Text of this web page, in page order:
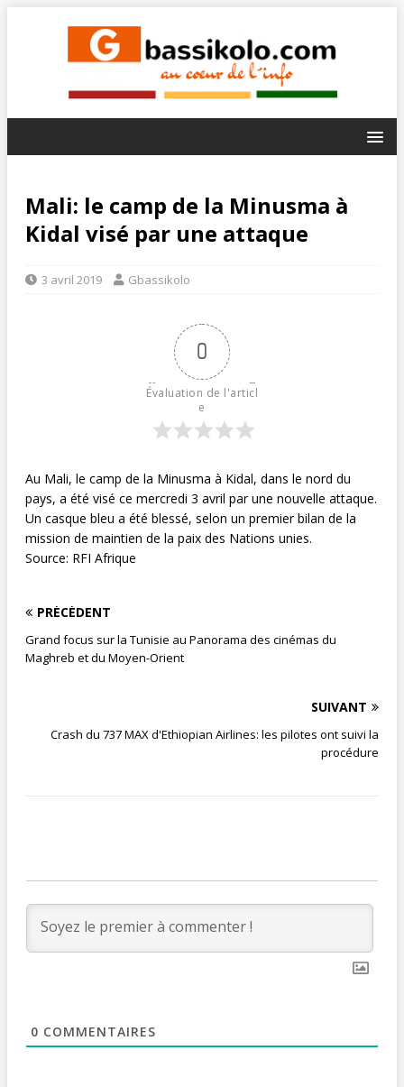
Mali: le camp de la Minusma à
Kidal visé par une attaque
3 avril 2019 Gbassikolo
0
Évaluation de l'articl
e
Au Mali, le camp de la Minusma à Kidal, dans le nord du
pays, a été visé ce mercredi 3 avril par une nouvelle attaque.
Un casque bleu a été blessé, selon un premier bilan de la
mission de maintien de la paix des Nations unies.
Source: RFI Afrique
PRÉCÉDENT
Grand focus sur la Tunisie au Panorama des cinémas du
Maghreb et du Moyen-Orient
SUIVANT
Crash du 737 MAX d'Ethiopian Airlines: les pilotes ont suivi la
procédure
0 COMMENTAIRES